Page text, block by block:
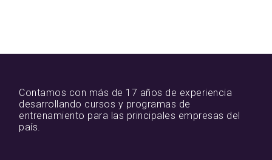
Contamos con más de 17 años de experiencia
desarrollando cursos y programas de
entrenamiento para las principales empresas del
país.